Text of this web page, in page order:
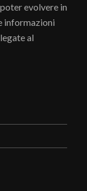
evolvere in
informazioni
al